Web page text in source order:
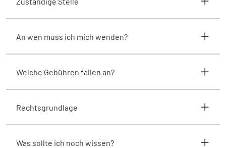
An wen muss ich mich wenden?
Welche Gebühren fallen an?
Rechtsgrundlage
Was sollte ich noch wissen?